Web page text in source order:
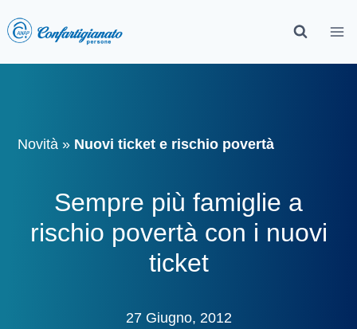
Novità » Nuovi ticket e rischio povertà
Sempre più famiglie a
rischio povertà con i nuovi
ticket
27 Giugno, 2012